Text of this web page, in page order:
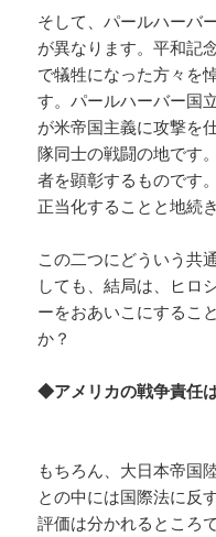
そして、パールハーバ
が異なります。平和記
で犠牲になった方々を
す。パールハーバー国
が米帝国主義に攻撃を
隊同士の戦闘の地です
者を顕彰するものです
正当化することと地続き
この二つにどういう共
しても、結局は、ヒロ
ーをおあいこにするこ
か？
◆アメリカの戦争責任
もちろん、大日本帝国
との中には国際法に反
評価は分かれるところ